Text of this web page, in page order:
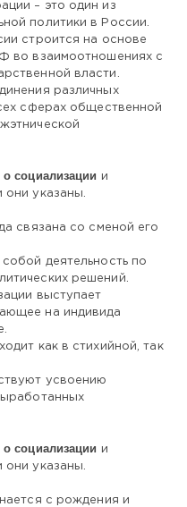
– это один из
политики в России.
строится на основе
во взаимоотношениях с
власти.
различных
сферах общественной
о социализации
и
указаны.
связана со сменой его
деятельность по
решений.
выступает
на индивида
как в стихийной, так
усвоению
о социализации
и
указаны.
с рождения и